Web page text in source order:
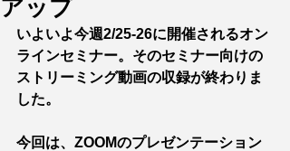
アップ
いよいよ今週2/25-26に開催されるオン
ラインセミナー。そのセミナー向けの
ストリーミング動画の収録が終わりま
した。
今回は、ZOOMのプレゼンテーション